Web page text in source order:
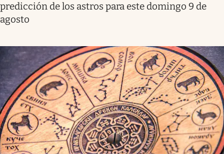
predicción de los astros para este domingo 9 de
agosto